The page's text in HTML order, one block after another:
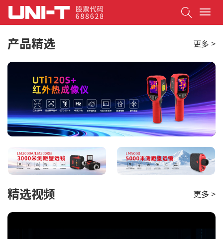
T
o
g
e
n
a
i
g
a
t
o
n
产品精选 更多 >
精选视频 更多 >